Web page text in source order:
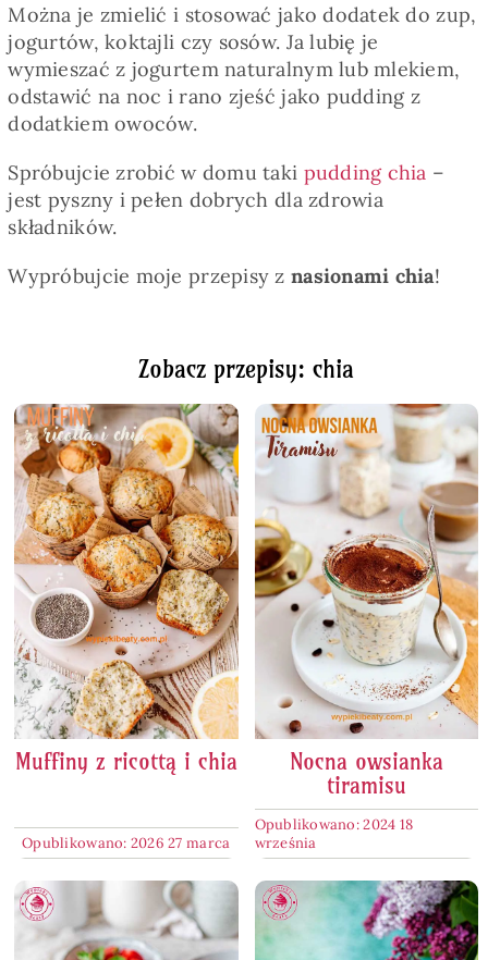
Można je zmielić i stosować jako dodatek do zup,
jogurtów, koktajli czy sosów. Ja lubię je
wymieszać z jogurtem naturalnym lub mlekiem,
odstawić na noc i rano zjeść jako pudding z
dodatkiem owoców.
Spróbujcie zrobić w domu taki pudding chia –
jest pyszny i pełen dobrych dla zdrowia
składników.
Wypróbujcie moje przepisy z nasionami chia!
Zobacz przepisy: chia
Muffiny z ricottą i chia
Opublikowano: 2026 27 marca
Nocna owsianka
tiramisu
Opublikowano: 2024 18
września